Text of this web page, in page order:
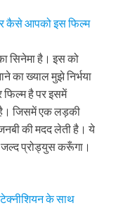
कैसे आपको इस फिल्म
सिनेमा है। इस को
का ख्याल मुझे निर्भया
है पर इसमें
जिसमें एक लड़की
की मदद लेती है। ये
जल्द प्रोड्युस करूँगा।
के साथ